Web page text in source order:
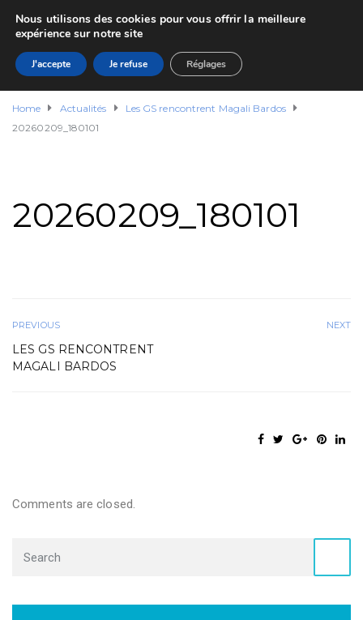
Home Actualités
Les GS rencontrent Magali Bardos
20260209_180101
20260209_180101
PREVIOUS
LES GS RENCONTRENT
MAGALI BARDOS
NEXT
Comments are closed.
Nous utilisons des cookies pour vous offrir la meilleure
expérience sur notre site
J'accepte Je refuse Réglages